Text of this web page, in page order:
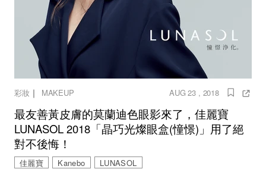
彩妝｜ MAKEUP AUG 23 , 2018
最友善黃皮膚的莫蘭迪色眼影來了，佳麗寶
LUNASOL 2018「晶巧光燦眼盒(憧憬)」用了絕
對不後悔！
佳麗寶 Kanebo LUNASOL